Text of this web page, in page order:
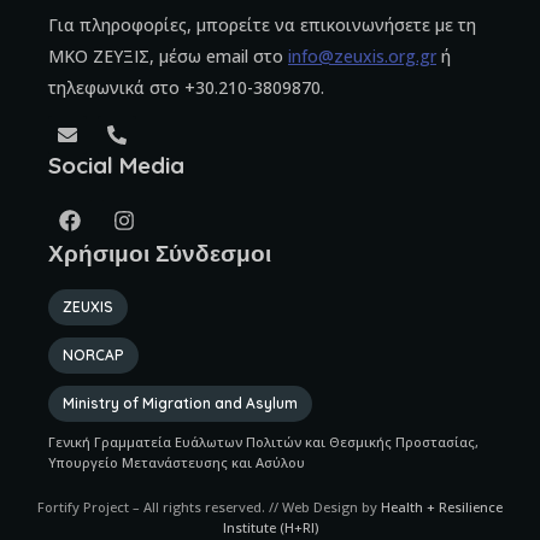
Για πληροφορίες, μπορείτε να επικοινωνήσετε με τη
ΜΚΟ ΖΕΥΞΙΣ, μέσω email στο info@zeuxis.org.gr ή
τηλεφωνικά στο +30.210-3809870.
Social Media
Χρήσιμοι Σύνδεσμοι
ZEUXIS
NORCAP
Ministry of Migration and Asylum
Γενική Γραμματεία Ευάλωτων Πολιτών και Θεσμικής Προστασίας,
Υπουργείο Μετανάστευσης και Ασύλου
Fortify Project – All rights reserved. // Web Design by Health + Resilience
Institute (H+RI)